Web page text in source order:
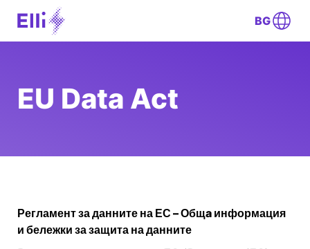
BG
EU Data Act
Регламент за данните на ЕС – Общa информация
и бележки за защита на данните